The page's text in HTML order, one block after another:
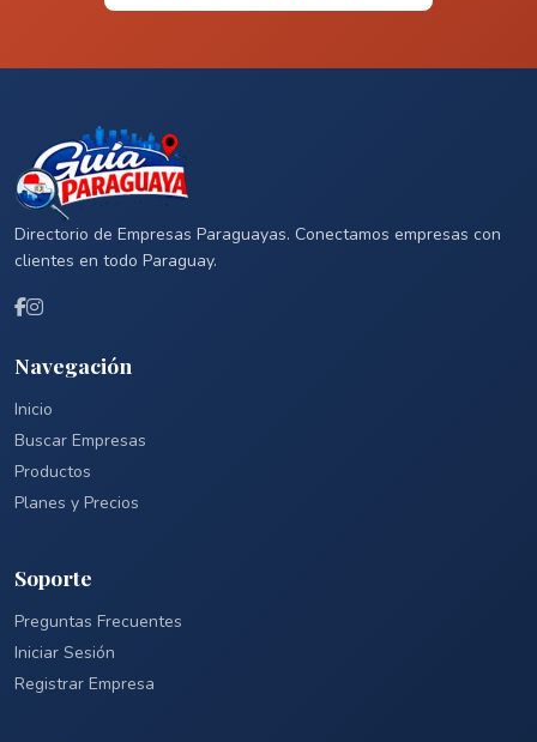
Directorio de Empresas Paraguayas. Conectamos empresas con
clientes en todo Paraguay.
Navegación
Inicio
Buscar Empresas
Productos
Planes y Precios
Soporte
Preguntas Frecuentes
Iniciar Sesión
Registrar Empresa